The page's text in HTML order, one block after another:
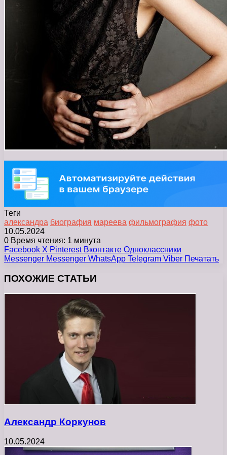
Теги
александра биография мареева фильмография фото
10.05.2024
0 Время чтения: 1 минута
Facebook X Pinterest Вконтакте Одноклассники
Messenger Messenger WhatsApp Telegram Viber Печатать
ПОХОЖИЕ СТАТЬИ
Александр Коркунов
10.05.2024